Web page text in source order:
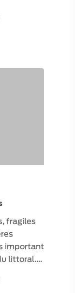
fragiles
important
littoral.…